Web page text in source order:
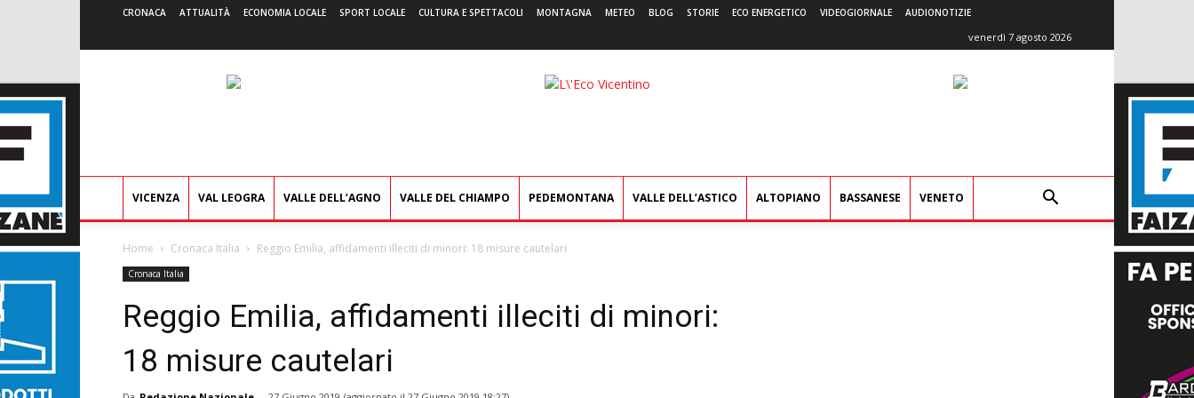
CRONACA ATTUALITÀ ECONOMIA LOCALE SPORT LOCALE CULTURA E SPETTACOLI MONTAGNA METEO BLOG STORIE ECO ENERGETICO VIDEOGIORNALE AUDIONOTIZIE
venerdì 7 agosto 2026
L'Eco
VICENZA VAL LEOGRA VALLE DELL’AGNO VALLE DEL CHIAMPO PEDEMONTANA VALLE DELL’ASTICO ALTOPIANO BASSANESE VENETO
Home Cronaca Italia Reggio Emilia, affidamenti illeciti di minori: 18 misure cautelari
Cronaca Italia
Reggio Emilia, affidamenti illeciti di minori:
18 misure cautelari